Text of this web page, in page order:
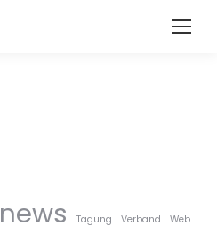
news Tagung Verband
Web